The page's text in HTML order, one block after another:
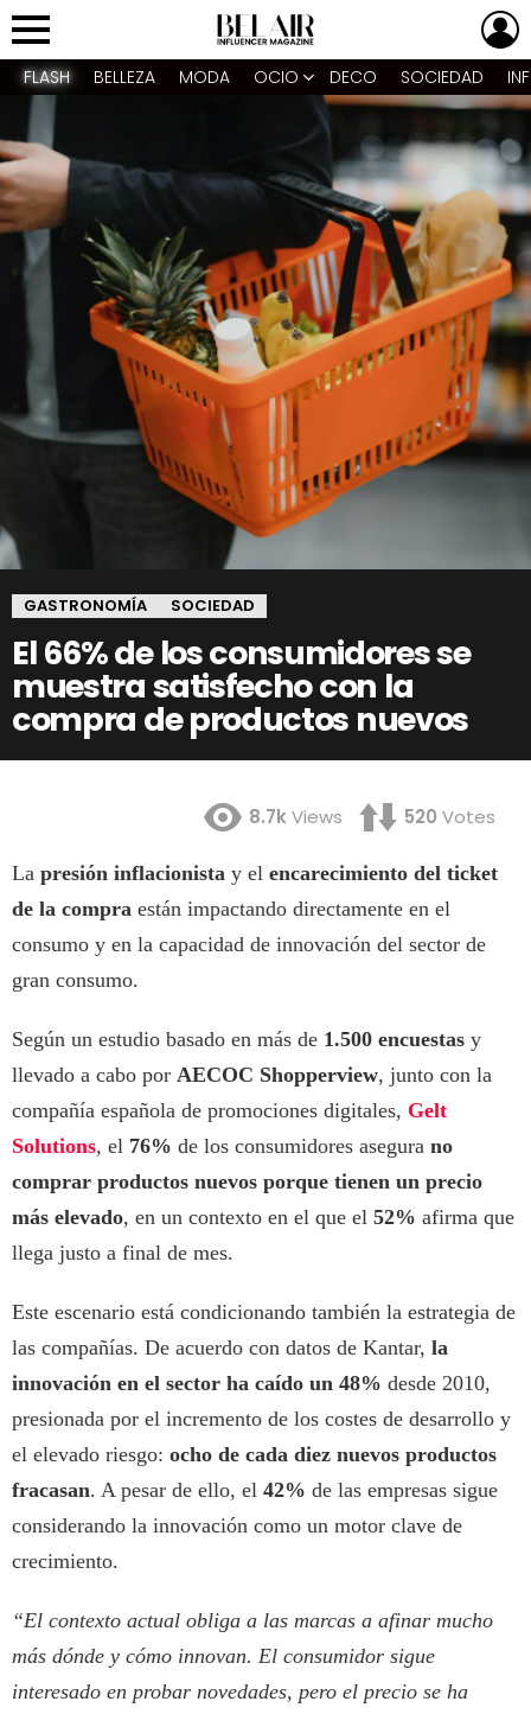
Menu
FLASH BELLEZA MODA OCIO DECO SOCIEDAD
GASTRONOMÍA SOCIEDAD
El 66% de los consumidores se
muestra satisfecho con la
compra de productos nuevos
8.7kViews 520 Votes
La presión inflacionista y el encarecimiento del ticket
de la compra están impactando directamente en el
consumo y en la capacidad de innovación del sector de
gran consumo.
Según un estudio basado en más de 1.500 encuestas y
llevado a cabo por AECOC Shopperview, junto con la
compañía española de promociones digitales, Gelt
Solutions, el 76% de los consumidores asegura no
comprar productos nuevos porque tienen un precio
más elevado, en un contexto en el que el 52% afirma que
llega justo a final de mes.
Este escenario está condicionando también la estrategia de
las compañías. De acuerdo con datos de Kantar, la
innovación en el sector ha caído un 48% desde 2010,
presionada por el incremento de los costes de desarrollo y
el elevado riesgo: ocho de cada diez nuevos productos
fracasan. A pesar de ello, el 42% de las empresas sigue
considerando la innovación como un motor clave de
crecimiento.
“El contexto actual obliga a las marcas a afinar mucho
más dónde y cómo innovan. El consumidor sigue
interesado en probar novedades, pero el precio se ha